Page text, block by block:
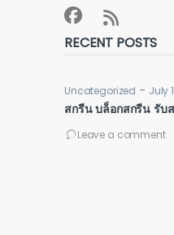
RECENT POSTS
Uncategorized - July
สกรีน บล็อกสกรีน รับ
Leave a comment